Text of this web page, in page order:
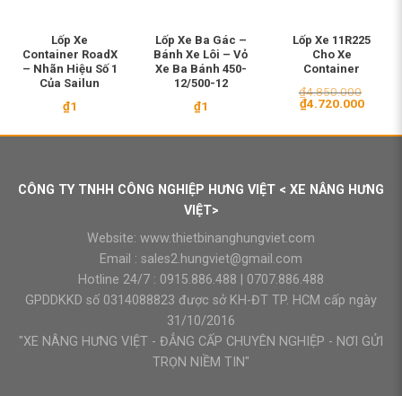
Lốp Xe
Container RoadX
– Nhãn Hiệu Số 1
Của Sailun
₫1
Lốp Xe Ba Gác –
Bánh Xe Lôi – Vỏ
Xe Ba Bánh 450-
12/500-12
₫1
Lốp Xe 11R225
Cho Xe
Container
₫4.850.000
Giá
gốc
₫4.850.000.
₫4.720.000Giá
là:
CÔNG TY TNHH CÔNG NGHIỆP HƯNG VIỆT < XE NÂNG HƯNG
VIỆT>
Website: www.thietbinanghungviet.com
Email : sales2.hungviet@gmail.com
Hotline 24/7 : 0915.886.488
0707.886.488
GPDDKKD số 0314088823 được sở KH-ĐT TP. HCM cấp ngày
31/10/2016
"XE NÂNG HƯNG VIỆT - ĐẲNG CẤP CHUYÊN NGHIỆP - NƠI GỬI
TRỌN NIỀM TIN"